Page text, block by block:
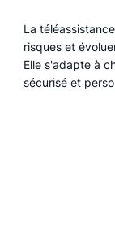
La
risques et
Elle s'adapte à
sécurisé et